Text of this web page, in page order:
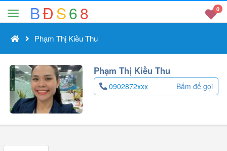
BĐS68 0
Phạm Thị Kiều Thu
Phạm Thị Kiều Thu
0902872xxx Bấm để gọi